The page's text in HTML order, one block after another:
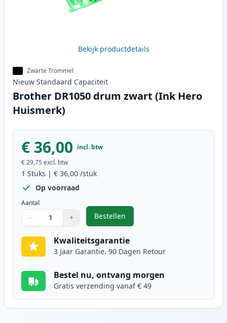
Bekijk productdetails
Zwarte Trommel
Nieuw Standaard Capaciteit
Brother DR1050 drum zwart (Ink Hero
Huismerk)
€ 36,00 incl. btw
€ 29,75 excl. btw
1 Stuks | € 36,00 /stuk
Op voorraad
Aantal
Gebruik de knoppen om aan te passen
− +
1
Bestellen
,Brother DR1050 drum zwart (Ink
Kwaliteitsgarantie
3 Jaar Garantie. 90 Dagen Retour
Bestel nu, ontvang morgen
Gratis verzending vanaf € 49